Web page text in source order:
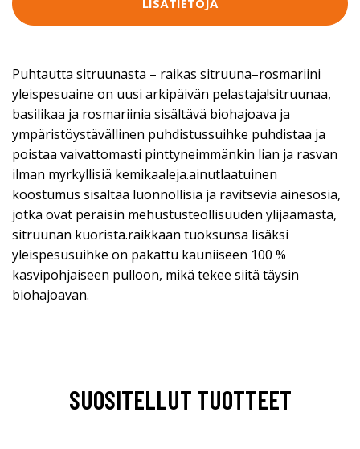
LISÄTIETOJA
Puhtautta sitruunasta – raikas sitruuna–rosmariini
yleispesuaine on uusi arkipäivän pelastaja!sitruunaa,
basilikaa ja rosmariinia sisältävä biohajoava ja
ympäristöystävällinen puhdistussuihke puhdistaa ja
poistaa vaivattomasti pinttyneimmänkin lian ja rasvan
ilman myrkyllisiä kemikaaleja.ainutlaatuinen
koostumus sisältää luonnollisia ja ravitsevia ainesosia,
jotka ovat peräisin mehustusteollisuuden ylijäämästä,
sitruunan kuorista.raikkaan tuoksunsa lisäksi
yleispesusuihke on pakattu kauniiseen 100 %
kasvipohjaiseen pulloon, mikä tekee siitä täysin
biohajoavan.
SUOSITELLUT TUOTTEET